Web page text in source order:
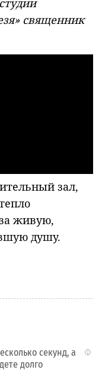
священник
зал,
живую,
душу.
i
секунд, а
долго